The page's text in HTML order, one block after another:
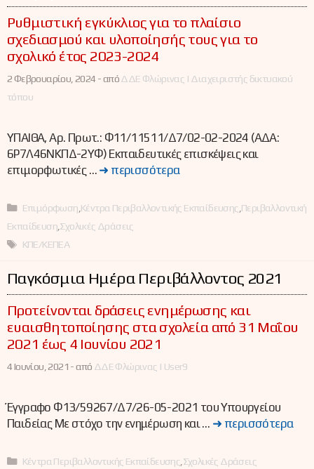
Ρυθμιστική εγκύκλιος για το πλαίσιο
σχεδιασμού και υλοποίησής τους για το
σχολικό έτος 2023-2024
2 Φεβρουαρίου, 2024 -απόΔΔΕ Φλώρινας | Διαχειριστής δικτυακού
τόπου
ΥΠΑΙΘΑ, Αρ. Πρωτ.: Φ11/11511/Δ7/02-02-2024 (ΑΔΑ:
6Ρ7Λ46ΝΚΠΔ-2ΥΦ) Εκπαιδευτικές επισκέψεις και
επιμορφωτικές … ➜ περισσότερα
Κατηγορίες
Επιμόρφωση Κέντρα Περιβαλλοντικής Εκπαίδευσης Περιβαλλοντική
Εκπαίδευση Σχολικές Δράσεις
Ετικέτες
ΚΠΕ/ΚΕΠΕΑ
Παγκόσμια Ημέρα Περιβάλλοντος 2021
Προτείνονται δράσεις ενημέρωσης και
ευαισθητοποίησης στα σχολεία από 31 Μαΐου
2021 έως 4 Ιουνίου 2021
4 Ιουνίου, 2021 -από ΔΔΕ Φλώρινας | User9
Έγγραφο Φ13/59267/Δ7/26-05-2021 του Υπουργείου
Παιδείας Με στόχο την ενημέρωση και … ➜ περισσότερα
Κατηγορίες
Κέντρα Περιβαλλοντικής Εκπαίδευσης Σχολικές Δράσεις